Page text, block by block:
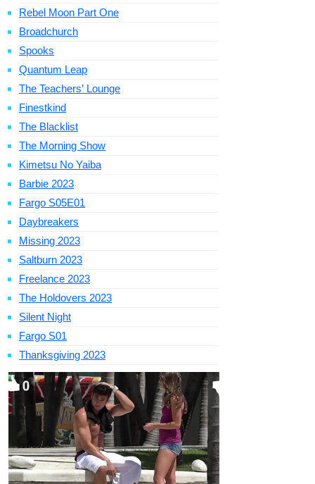
Rebel Moon Part One
Broadchurch
Spooks
Quantum Leap
The Teachers’ Lounge
Finestkind
The Blacklist
The Morning Show
Kimetsu No Yaiba
Barbie 2023
Fargo S05E01
Daybreakers
Missing 2023
Saltburn 2023
Freelance 2023
The Holdovers 2023
Silent Night
Fargo S01
Thanksgiving 2023